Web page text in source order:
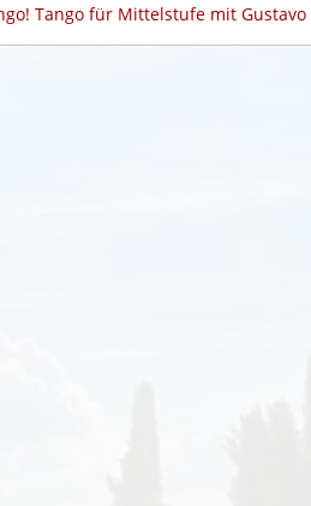
Tango für Mittelstufe mit